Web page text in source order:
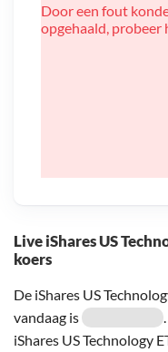
Live iShares US
koers
De iShares US
vandaag is
iShares US Technology
Door een fout
opgehaald, probeer